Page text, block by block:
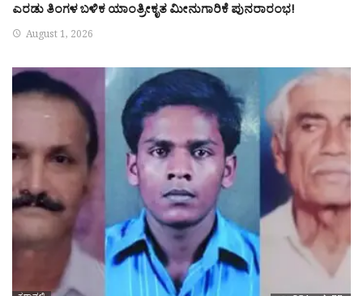
ಎರಡು ತಿಂಗಳ ಬಳಿಕ ಯಾಂತ್ರೀಕೃತ ಮೀನುಗಾರಿಕೆ ಪುನರಾರಂಭ!
August 1, 2026